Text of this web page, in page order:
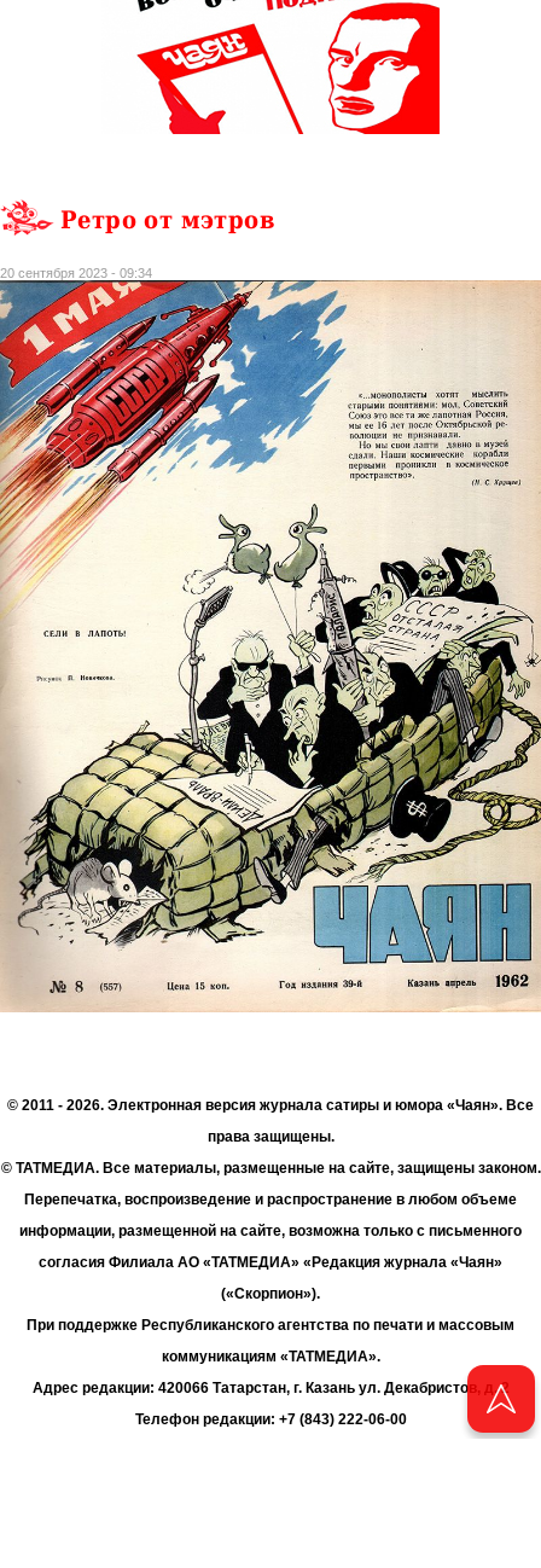
Ретро от мэтров
20 сентября 2023 - 09:34
© 2011 - 2026. Электронная версия журнала сатиры и юмора «Чаян». Все
права защищены.
© ТАТМЕДИА. Все материалы, размещенные на сайте, защищены законом.
Перепечатка, воспроизведение и распространение в любом объеме
информации, размещенной на сайте, возможна только с письменного
согласия Филиала АО «ТАТМЕДИА» «Редакция журнала «Чаян»
(«Скорпион»).
При поддержке Республиканского агентства по печати и массовым
коммуникациям «ТАТМЕДИА».
Адрес редакции: 420066 Татарстан, г. Казань ул. Декабристов, д. 2
Телефон редакции: +7 (843) 222-06-00